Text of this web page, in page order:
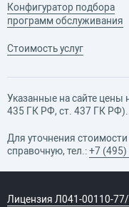
Конфигуратор подбора
программ обслуживания
Стоимость услуг
Указанные на сайте цены
435 ГК РФ, cт. 437 ГК РФ).
Для уточнения
справочную, тел.:+7 (495)
Лицензия Л041-00110-